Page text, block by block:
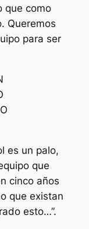
que como
Queremos
para ser
es un palo,
que
cinco años
que existan
esto…”.